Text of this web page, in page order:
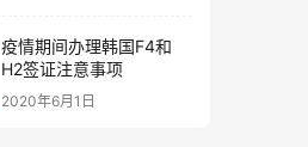
疫情期间办理韩国F4和
H2签证注意事项
2020年6月1日